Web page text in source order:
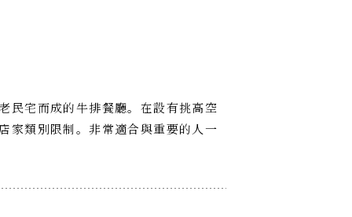
民宅而成的牛排餐廳。在設有挑高空
家類別限制。非常適合與重要的人一